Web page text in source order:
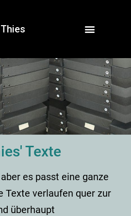
Texte
es passt eine ganze
Texte verlaufen quer zur
überhaupt